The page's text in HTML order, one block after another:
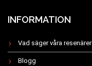
INFORMATION
Vad säger våra resenärer
Blogg